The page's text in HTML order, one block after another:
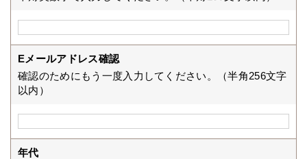
Eメールアドレス確認
確認のためにもう一度入力してください。（半角256文字
以内）
年代